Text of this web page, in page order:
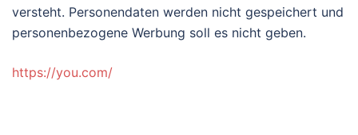
versteht. Personendaten werden nicht gespeichert und
personenbezogene Werbung soll es nicht geben.
https://you.com/